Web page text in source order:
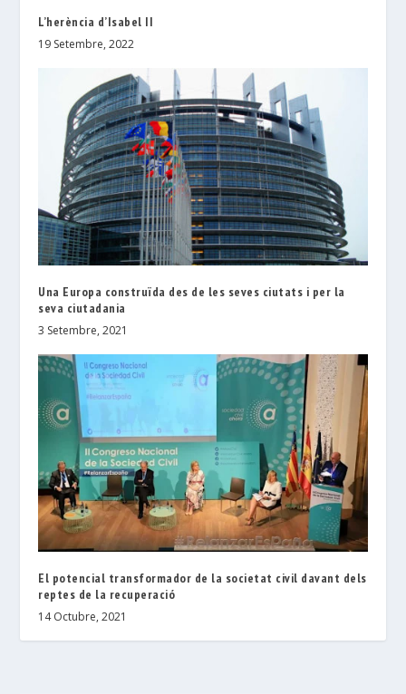
L’herència d’Isabel II
19 Setembre, 2022
Una Europa construïda des de les seves ciutats i per la
seva ciutadania
3 Setembre, 2021
El potencial transformador de la societat civil davant dels
reptes de la recuperació
14 Octubre, 2021